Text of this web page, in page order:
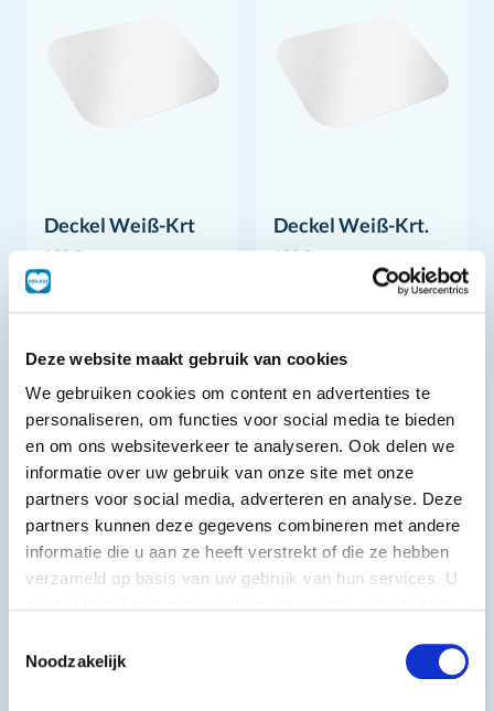
Deze website maakt gebruik van cookies
We gebruiken cookies om content en advertenties te
personaliseren, om functies voor social media te bieden
en om ons websiteverkeer te analyseren. Ook delen we
informatie over uw gebruik van onze site met onze
partners voor social media, adverteren en analyse. Deze
partners kunnen deze gegevens combineren met andere
informatie die u aan ze heeft verstrekt of die ze hebben
verzameld op basis van uw gebruik van hun services. U
Noodzakelijk
Deckel Weiß-Krt
100 St
Deckel Weiß-Krt.
100 St